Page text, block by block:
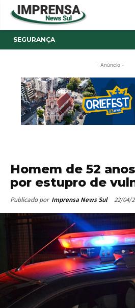
SEGURANÇA
- Anúncio -
Homem de 52
por estupro de
Publicado por Imprensa News Sul 22/04/